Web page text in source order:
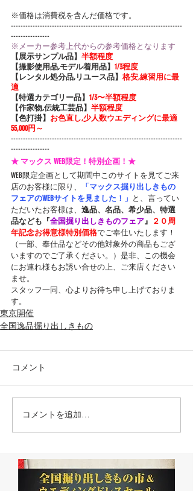
※価格は消費税を含んだ価格です。
-----------------------------------------------------------------------
----------------
※メーカー参考上代からの参考価格となります
【展示サンプル品】 半額程度
【撮影使用品,モデル着用品】 1/3程度
【レンタル処分品,リユース品】 格安,練習用に最
適
【特選カテゴリー品】 1/3〜半額程度
【作家物,伝統工芸品】 半額程度
【色打掛】 お色直し,少人数ウエディングに最適
55,000円～
-----------------------------------------------------------------------
----------------
★ マックス WEB限定！特別企画！★
WEB限定企画として期間中このサイトを見てご来
店のお客様に限り、
「マックス掘り出しきもの
フェアのWEBサイトを見ました！」 と、言ってい
ただいたお客様は、 逸品、名品、希少品、特選
品なども『全国掘り出しきものフェア 』
２０周
年記念お得意様特別価格でご奉仕いたします！
（一部、奉仕品などその他対象外の商品もござ
いますのでご了承ください。）是非、この機会
にお連れ様もお誘い合せの上、ご来店ください
ませ。
スタッフ一同、心よりお待ち申し上げておりま
す。
東京開催
全国逸品掘り出しきもの
コメント
コメントを追加…